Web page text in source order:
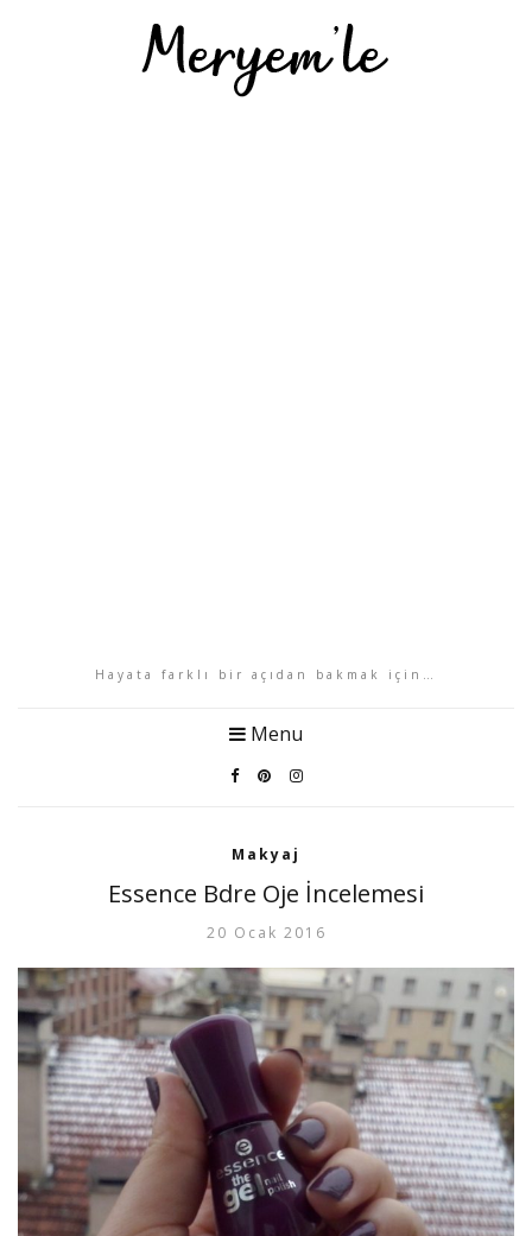
Hayata farklı bir açıdan bakmak için…
Menu
Makyaj
Essence Bdre Oje İncelemesi
20 Ocak 2016